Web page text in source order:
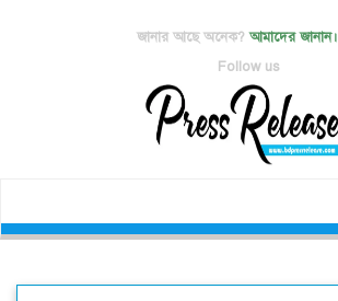
জানার আছে অনেক? আমাদের জানান।
Follow us